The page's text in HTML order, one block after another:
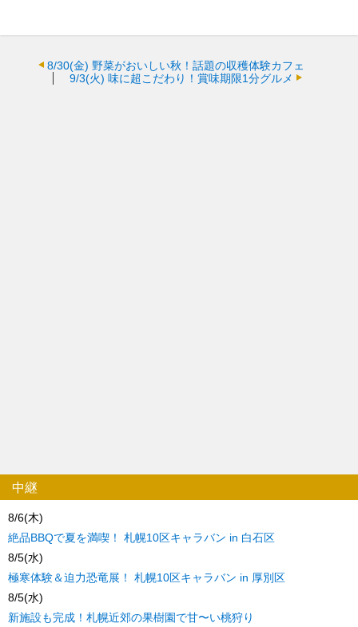
8/30(金) 野菜がおいしい秋！話題の収穫体験カフェ
9/3(火) 味に超こだわり！賞味期限1分グルメ
中継
8/6(木)
絶品BBQで夏を満喫！ 札幌10区キャラバン in 白石区
8/5(水)
極寒体験＆迫力恐竜展！ 札幌10区キャラバン in 厚別区
8/5(水)
新施設も完成！札幌近郊の果樹園で甘〜い桃狩り